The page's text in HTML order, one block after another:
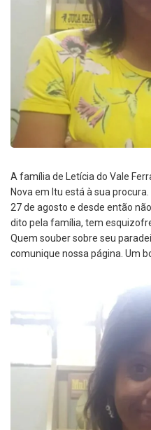
A família de Letícia do Vale
Nova em Itu está à sua
27 de agosto e desde então
dito pela família, tem
Quem souber sobre seu
comunique nossa página. Um